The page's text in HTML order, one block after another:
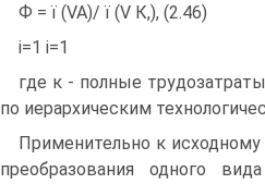
Ф = ї (VA)/ ї (V К,), (2.46)
і=1 і=1
где к - полные
по иерархическим
Применительно к
преобразования одного